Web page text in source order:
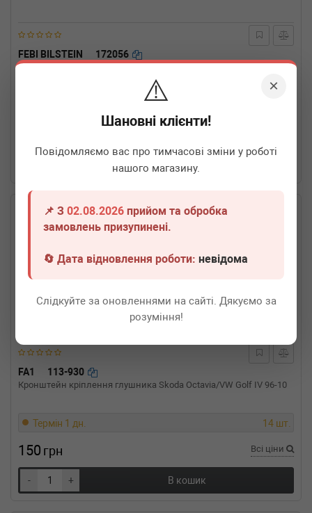
×
⚠️
Шановні клієнти!
Повідомляємо вас про тимчасові зміни у роботі
нашого магазину.
📌 З02.08.2026 прийом та обробка
замовлень призупинені.
🔄 Дата відновлення роботи:невідома
Слідкуйте за оновленнями на сайті. Дякуємо за
розуміння!
FEBI BILSTEIN 172056
Кронштейн кріплення глушника (ззаду) Fiat Ducato 94-18
FA1 113-930
Кронштейн кріплення глушника Skoda Octavia/VW Golf IV 96-10
Термін 1 дн. 14 шт.
150 грн Всі ціни
- + В кошик